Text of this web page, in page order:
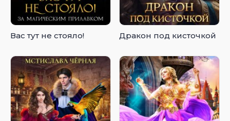
Вас тут не стояло! Дракон под кисточкой